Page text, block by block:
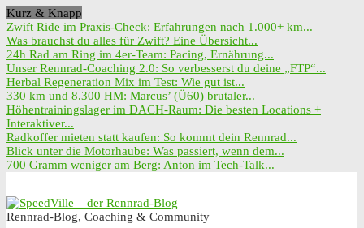
Kurz & Knapp
Zwift Ride im Praxis-Check: Erfahrungen nach 1.000+ km...
Was brauchst du alles für Zwift? Eine Übersicht...
24h Rad am Ring im 4er-Team: Pacing, Ernährung...
Unser Rennrad-Coaching 2.0: So verbesserst du deine „FTP“...
Herbal Regeneration Mix im Test: Wie gut ist...
330 km und 8.300 HM: Marcus’ (Ü60) brutaler...
Höhentrainingslager im DACH-Raum: Die besten Locations +
Interaktiver...
Radkoffer mieten statt kaufen: So kommt dein Rennrad...
Blick unter die Motorhaube: Was passiert, wenn dem...
700 Gramm weniger am Berg: Anton im Tech-Talk...
Rennrad-Blog, Coaching & Community